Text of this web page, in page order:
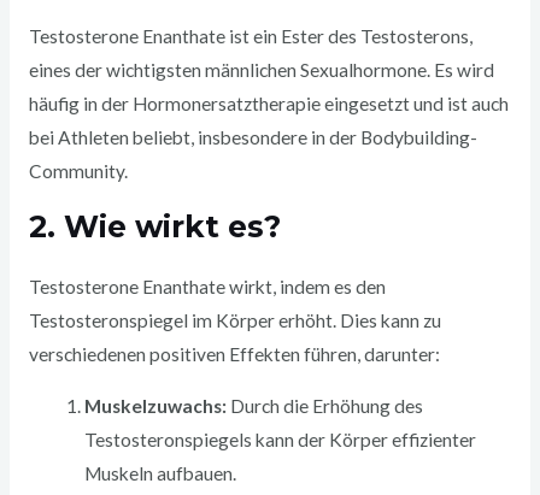
Testosterone Enanthate ist ein Ester des Testosterons,
eines der wichtigsten männlichen Sexualhormone. Es wird
häufig in der Hormonersatztherapie eingesetzt und ist auch
bei Athleten beliebt, insbesondere in der Bodybuilding-
Community.
2. Wie wirkt es?
Testosterone Enanthate wirkt, indem es den
Testosteronspiegel im Körper erhöht. Dies kann zu
verschiedenen positiven Effekten führen, darunter:
Muskelzuwachs: Durch die Erhöhung des
Testosteronspiegels kann der Körper effizienter
Muskeln aufbauen.